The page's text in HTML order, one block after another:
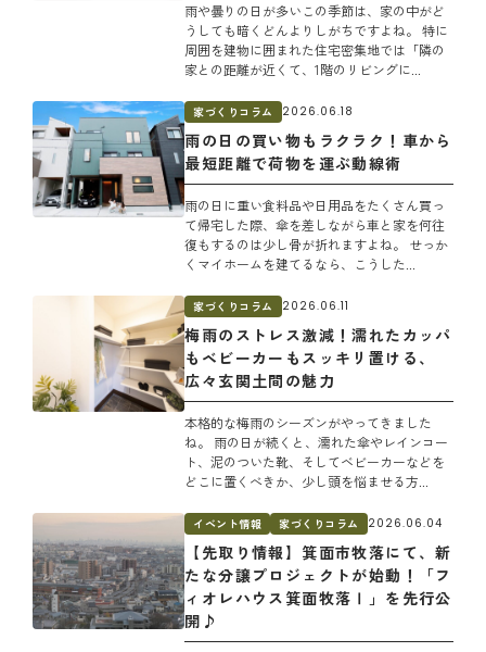
雨や曇りの日が多いこの季節は、家の中がど
うしても暗くどんよりしがちですよね。 特に
周囲を建物に囲まれた住宅密集地では「隣の
家との距離が近くて、1階のリビングに...
家づくりコラム 2026.06.18
雨の日の買い物もラクラク！車から
最短距離で荷物を運ぶ動線術
雨の日に重い食料品や日用品をたくさん買っ
て帰宅した際、傘を差しながら車と家を何往
復もするのは少し骨が折れますよね。 せっか
くマイホームを建てるなら、こうした...
家づくりコラム 2026.06.11
梅雨のストレス激減！濡れたカッパ
もベビーカーもスッキリ置ける、
広々玄関土間の魅力
本格的な梅雨のシーズンがやってきました
ね。 雨の日が続くと、濡れた傘やレインコー
ト、泥のついた靴、そしてベビーカーなどを
どこに置くべきか、少し頭を悩ませる方...
イベント情報 家づくりコラム 2026.06.04
【先取り情報】箕面市牧落にて、新
たな分譲プロジェクトが始動！「フ
ィオレハウス箕面牧落Ⅰ」を先行公
開♪